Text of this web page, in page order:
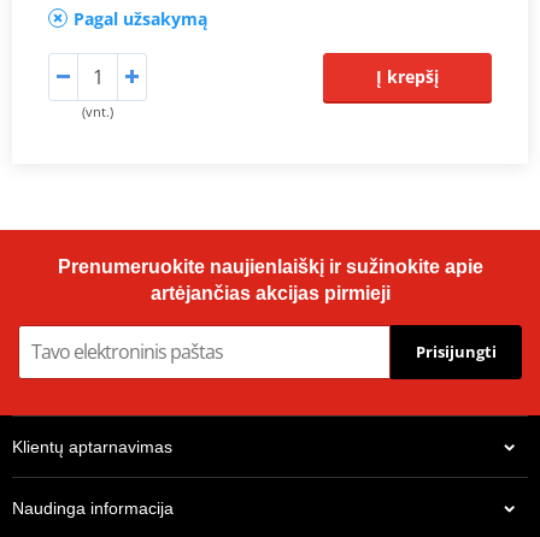
Pagal užsakymą
(vnt.)
Į krepšį
Prenumeruokite naujienlaiškį ir sužinokite apie
artėjančias akcijas pirmieji
Prisijungti
Klientų aptarnavimas
Naudinga informacija